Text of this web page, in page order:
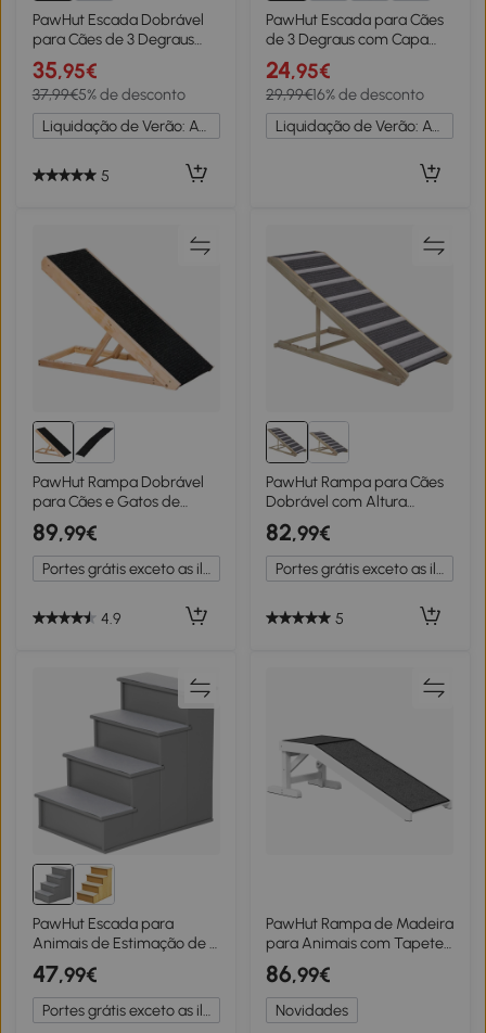
PawHut Escada Dobrável
para Cães de 3 Degraus
para Animais Mais Velhos
para Cama Sofá
53x30,5x36,5 cm Creme
35,95€
37,99€5% de desconto
Liquidação de Verão: Até -20%
5
2+
PawHut Escada para Cães
de 3 Degraus com Capa
Removível e Lavável
Rampa para Cães para
Cama Sofá 46x35x35 cm
Bege
24,95€
29,99€16% de desconto
Liquidação de Verão: Até -20%
PawHut Rampa Dobrável
para Cães e Gatos de
Madeira com Altura
Ajustável de 4 Níveis e
Tapete Antiderrapante
Escada para Animais de
90x40x61cm Natural e
89,99€
Portes grátis exceto as ilhas
4.9
PawHut Rampa para Cães
Dobrável com Altura
Ajustável 41-60 cm e
Tapete Antiderrapante
120x50x60 cm Madeira e
Cinza
82,99€
Portes grátis exceto as ilhas
5
PawHut Escada para
Animais de Estimação de 4
Degraus Escada para Cães
e Gatos com Tapetes
Antideslizantes Removíveis
40x59x54,2 cm Cinza
47,99€
Portes grátis exceto as ilhas
PawHut Rampa de Madeira
para Animais com Tapete
Antiderrapante para Cães
Pequenos ou Séniores
125x40x35,5 cm Branco e
Cinza
86,99€
Novidades